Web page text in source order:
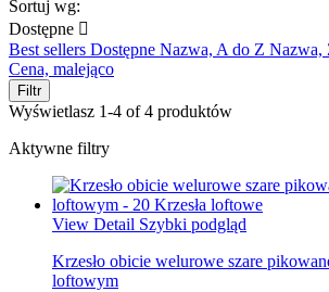
Sortuj wg:
Dostępne 
Best sellers Dostępne Nazwa, A do Z Nazwa,
Cena, malejąco
Filtr
Wyświetlasz 1-4 of 4 produktów
Aktywne filtry
View Detail Szybki podgląd
Krzesło obicie welurowe szare
loftowym